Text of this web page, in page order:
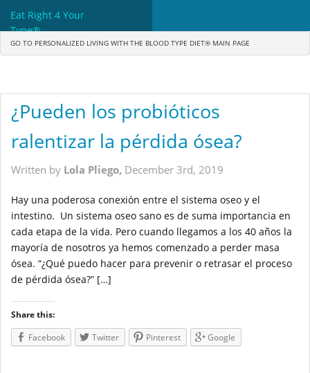
Eat Right 4 Your
Type®
Dr. D'Adamo
Science
Community
Tools
What's New
Search
Shop Products
GO TO PERSONALIZED LIVING WITH THE BLOOD TYPE DIET® MAIN PAGE
¿Pueden los probióticos
ralentizar la pérdida ósea?
Written by Lola Pliego, December 3rd, 2019
Hay una poderosa conexión entre el sistema oseo y el
intestino. Un sistema oseo sano es de suma importancia en
cada etapa de la vida. Pero cuando llegamos a los 40 años la
mayoría de nosotros ya hemos comenzado a perder masa
ósea. “¿Qué puedo hacer para prevenir o retrasar el proceso
de pérdida ósea?” […]
Share this:
Facebook
Twitter Pinterest Google